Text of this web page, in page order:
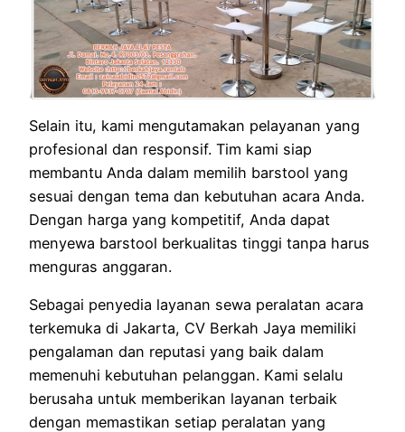
Selain itu, kami mengutamakan pelayanan yang
profesional dan responsif. Tim kami siap
membantu Anda dalam memilih barstool yang
sesuai dengan tema dan kebutuhan acara Anda.
Dengan harga yang kompetitif, Anda dapat
menyewa barstool berkualitas tinggi tanpa harus
menguras anggaran.
Sebagai penyedia layanan sewa peralatan acara
terkemuka di Jakarta, CV Berkah Jaya memiliki
pengalaman dan reputasi yang baik dalam
memenuhi kebutuhan pelanggan. Kami selalu
berusaha untuk memberikan layanan terbaik
dengan memastikan setiap peralatan yang